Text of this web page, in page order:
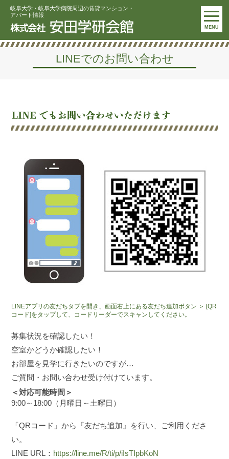
岐阜大学・岐阜大学病院周辺の賃貸マンション・
アパート情報
MENU
LINEでのお問い合わせ
LINEアプリの友だちタブを開き、画面右上にある友だち追加ボタン ＞ [QR
コード]をタップして、コードリーダーでスキャンしてください。
募集状況を確認したい！
空室かどうか確認したい！
お部屋を見学に行きたいのですが…
ご質問・お問い合わせ受け付けています。
＜対応可能時間＞
9:00～18:00（月曜日～土曜日）
「QRコード」から『友だち追加』を行い、ご利用くださ
い。
LINE URL： https://line.me/R/ti/p/iIsTIpbKoN